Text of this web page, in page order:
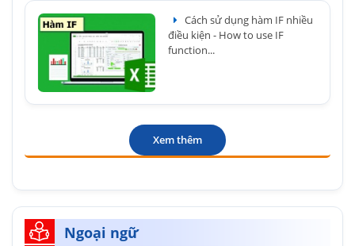
Cách sử dụng hàm IF nhiều
điều kiện - How to use IF
function...
Xem thêm
Ngoại ngữ